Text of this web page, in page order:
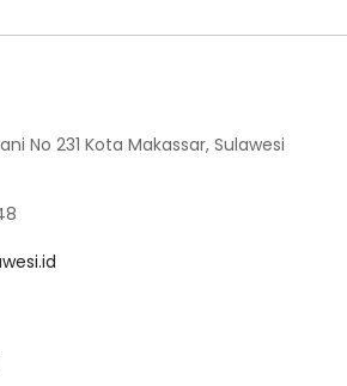
No 231 Kota Makassar, Sulawesi